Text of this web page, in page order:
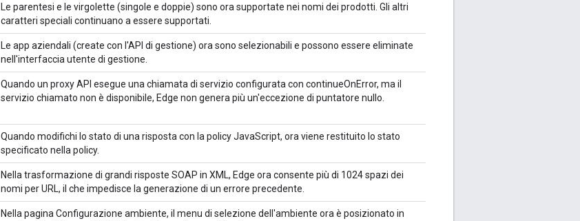
Le parentesi e le virgolette (singole e doppie) sono ora supportate nei nomi dei prodotti. Gli altri
caratteri speciali continuano a essere supportati.
Le app aziendali (create con l'API di gestione) ora sono selezionabili e possono essere eliminate
nell'interfaccia utente di gestione.
Quando un proxy API esegue una chiamata di servizio configurata con continueOnError, ma il
servizio chiamato non è disponibile, Edge non genera più un'eccezione di puntatore nullo.
Quando modifichi lo stato di una risposta con la policy JavaScript, ora viene restituito lo stato
specificato nella policy.
Nella trasformazione di grandi risposte SOAP in XML, Edge ora consente più di 1024 spazi dei
nomi per URL, il che impedisce la generazione di un errore precedente.
Nella pagina Configurazione ambiente, il menu di selezione dell'ambiente ora è posizionato in